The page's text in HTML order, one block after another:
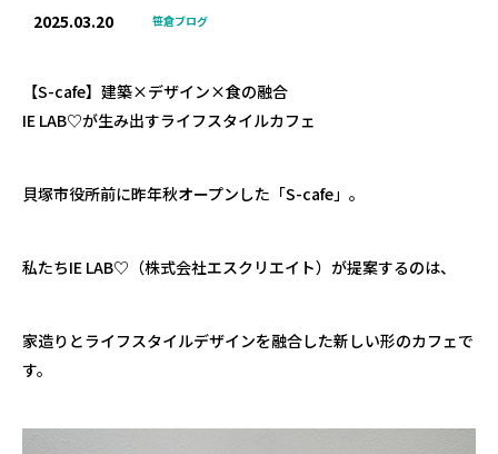
2025.03.20 笹倉ブログ
【S-cafe】建築×デザイン×食の融合
IE LAB♡が生み出すライフスタイルカフェ
貝塚市役所前に昨年秋オープンした「S-cafe」。
私たちIE LAB♡（株式会社エスクリエイト）が提案するのは、
家造りとライフスタイルデザインを融合した新しい形のカフェで
す。